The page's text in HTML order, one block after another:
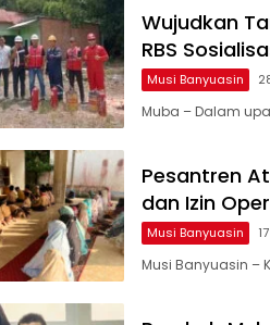
Wujudkan
RBS
Musi Banyuasin
Muba – Dalam
Pesantren
dan Izin
Musi Banyuasin
Musi Banyuasin –